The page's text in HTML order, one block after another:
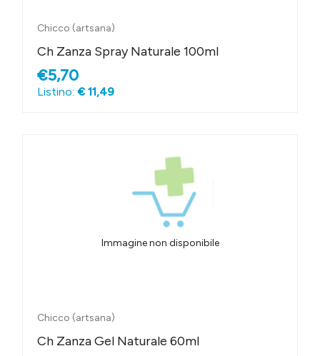
Chicco (artsana)
Ch Zanza Spray Naturale 100ml
€5,70
Listino: € 11,49
Immagine non disponibile
Chicco (artsana)
Ch Zanza Gel Naturale 60ml